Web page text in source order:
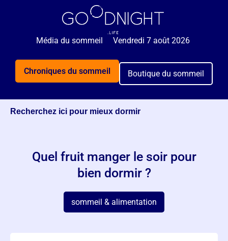
Média du sommeil Vendredi 7 août 2026
Chroniques du sommeil Boutique du sommeil
Recherchez ici pour mieux dormir
Quel fruit manger le soir pour
bien dormir ?
sommeil & alimentation
🌙 Rejoignez 5 000+ personnes qui reçoivent
GRATUITEMENT nos astuces sommeil 2x par semaine.